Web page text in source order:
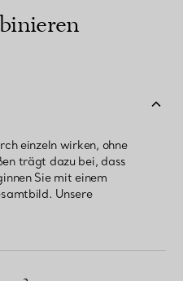
einzeln wirken, ohne
trägt dazu bei, dass
Sie mit einem
Unsere